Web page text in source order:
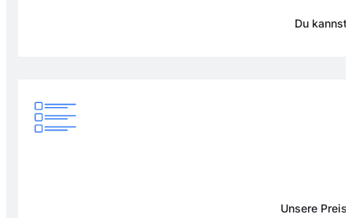
Du kannst
Unsere